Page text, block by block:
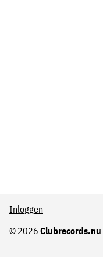
© 2026 Clubrecords.nu
Inloggen